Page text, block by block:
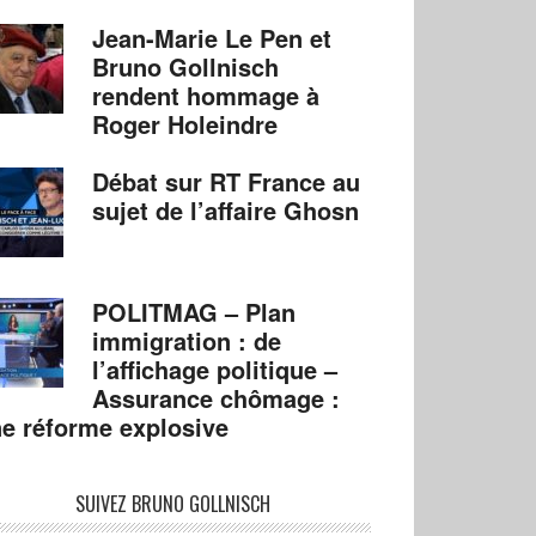
Jean-Marie Le Pen et
Bruno Gollnisch
rendent hommage à
Roger Holeindre
Débat sur RT France au
sujet de l’affaire Ghosn
POLITMAG – Plan
immigration : de
l’affichage politique –
Assurance chômage :
réforme explosive
SUIVEZ BRUNO GOLLNISCH